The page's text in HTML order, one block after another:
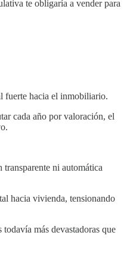
te obligaría a vender para
fuerte hacia el inmobiliario.
cada año por valoración, el
ni automática
hacia vivienda, tensionando
más devastadoras que